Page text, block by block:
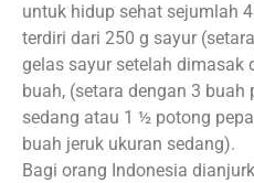
untuk hidup sehat sejumlah
terdiri dari 250 g sayur
gelas sayur setelah dimasak
buah, (setara dengan 3
sedang atau 1 ½ potong
buah jeruk ukuran sedang).
Bagi orang Indonesia